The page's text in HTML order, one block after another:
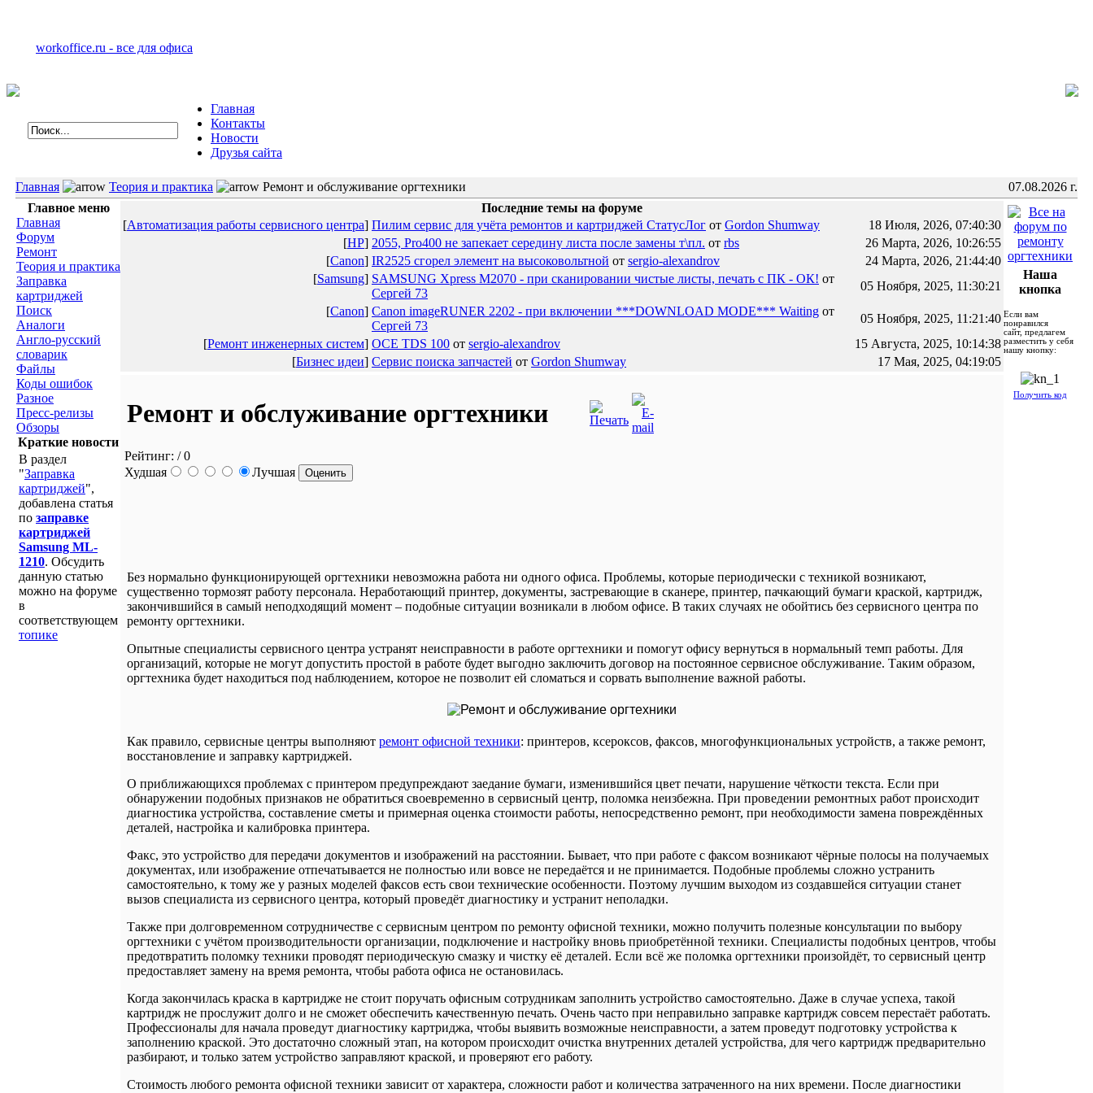
workoffice.ru - все для офиса
Главная
Контакты
Новости
Друзья сайта
Главная Теория и практика Ремонт и обслуживание оргтехники
07.08.2026 г.
Главное меню
Главная
Форум
Ремонт
Теория и практика
Заправка
картриджей
Поиск
Аналоги
Англо-русский
словарик
Файлы
Коды ошибок
Разное
Пресс-релизы
Обзоры
Краткие новости
В раздел
"Заправка
картриджей",
добавлена статья
по заправке
картриджей
Samsung ML-
1210. Обсудить
данную статью
можно на форуме
в
соответствующем
топике
Последние темы на форуме
[Автоматизация работы сервисного центра] Пилим сервис для учёта ремонтов и картриджей СтатусЛог от Gordon Shumway
18 Июля, 2026, 07:40:30
[HP] 2055, Pro400 не запекает середину листа после замены т\пл. от rbs
26 Марта, 2026, 10:26:55
[Canon] IR2525 сгорел элемент на высоковольтной от sergio-alexandrov
24 Марта, 2026, 21:44:40
[Samsung] SAMSUNG Xpress M2070 - при сканировании чистые листы, печать с ПК - ОК! от
Сергей 73
05 Ноября, 2025, 11:30:21
[Canon] Canon imageRUNER 2202 - при включении ***DOWNLOAD MODE*** Waiting от
Сергей 73
05 Ноября, 2025, 11:21:40
[Ремонт инженерных систем] OCE TDS 100 от sergio-alexandrov
15 Августа, 2025, 10:14:38
[Бизнес идеи] Сервис поиска запчастей от Gordon Shumway 17 Мая, 2025, 04:19:05
Ремонт и обслуживание оргтехники
Рейтинг: / 0
Худшая
Лучшая
Без нормально функционирующей оргтехники невозможна работа ни одного офиса. Проблемы, которые периодически с техникой возникают,
существенно тормозят работу персонала. Неработающий принтер, документы, застревающие в сканере, принтер, пачкающий бумаги краской, картридж,
закончившийся в самый неподходящий момент – подобные ситуации возникали в любом офисе. В таких случаях не обойтись без сервисного центра по
ремонту оргтехники.
Опытные специалисты сервисного центра устранят неисправности в работе оргтехники и помогут офису вернуться в нормальный темп работы. Для
организаций, которые не могут допустить простой в работе будет выгодно заключить договор на постоянное сервисное обслуживание. Таким образом,
оргтехника будет находиться под наблюдением, которое не позволит ей сломаться и сорвать выполнение важной работы.
Как правило, сервисные центры выполняют ремонт офисной техники: принтеров, ксероксов, факсов, многофункциональных устройств, а также ремонт,
восстановление и заправку картриджей.
О приближающихся проблемах с принтером предупреждают заедание бумаги, изменившийся цвет печати, нарушение чёткости текста. Если при
обнаружении подобных признаков не обратиться своевременно в сервисный центр, поломка неизбежна. При проведении ремонтных работ происходит
диагностика устройства, составление сметы и примерная оценка стоимости работы, непосредственно ремонт, при необходимости замена повреждённых
деталей, настройка и калибровка принтера.
Факс, это устройство для передачи документов и изображений на расстоянии. Бывает, что при работе с факсом возникают чёрные полосы на получаемых
документах, или изображение отпечатывается не полностью или вовсе не передаётся и не принимается. Подобные проблемы сложно устранить
самостоятельно, к тому же у разных моделей факсов есть свои технические особенности. Поэтому лучшим выходом из создавшейся ситуации станет
вызов специалиста из сервисного центра, который проведёт диагностику и устранит неполадки.
Также при долговременном сотрудничестве с сервисным центром по ремонту офисной техники, можно получить полезные консультации по выбору
оргтехники с учётом производительности организации, подключение и настройку вновь приобретённой техники. Специалисты подобных центров, чтобы
предотвратить поломку техники проводят периодическую смазку и чистку её деталей. Если всё же поломка оргтехники произойдёт, то сервисный центр
предоставляет замену на время ремонта, чтобы работа офиса не остановилась.
Когда закончилась краска в картридже не стоит поручать офисным сотрудникам заполнить устройство самостоятельно. Даже в случае успеха, такой
картридж не прослужит долго и не сможет обеспечить качественную печать. Очень часто при неправильно заправке картридж совсем перестаёт работать.
Профессионалы для начала проведут диагностику картриджа, чтобы выявить возможные неисправности, а затем проведут подготовку устройства к
заполнению краской. Это достаточно сложный этап, на котором происходит очистка внутренних деталей устройства, для чего картридж предварительно
разбирают, и только затем устройство заправляют краской, и проверяют его работу.
Стоимость любого ремонта офисной техники зависит от характера, сложности работ и количества затраченного на них времени. После диагностики
Наша
кнопка
Если вам
понравился
сайт, предлагем
разместить у себя
нашу кнопку:
Получить код